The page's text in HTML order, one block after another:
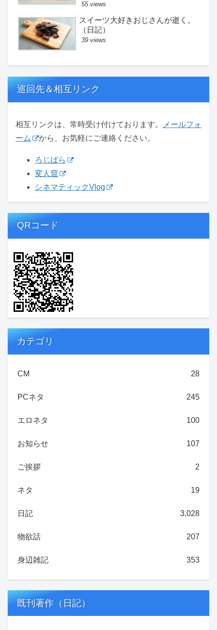
55 views
スイーツ大好きおじさんが逝く。
（日記）
39 views
巡回先＆相互リンク
相互リンクは、常時受け付けております。
メールフォ
ーム
から、お気軽にご連絡ください。
ろじぱら
変人窟
シネマティックVlog
QRコード
カテゴリ
CM 28
PCネタ 245
エロネタ 100
お知らせ 107
ご挨拶 2
ネタ 19
日記 3,028
物欲話 207
身辺雑記 353
既刊著作（日記）